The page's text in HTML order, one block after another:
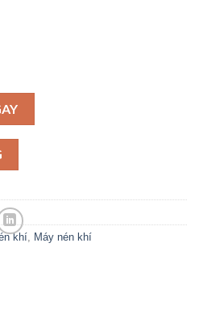
đực chuột phi 12mm (PH40) số
khí Máy nén khí